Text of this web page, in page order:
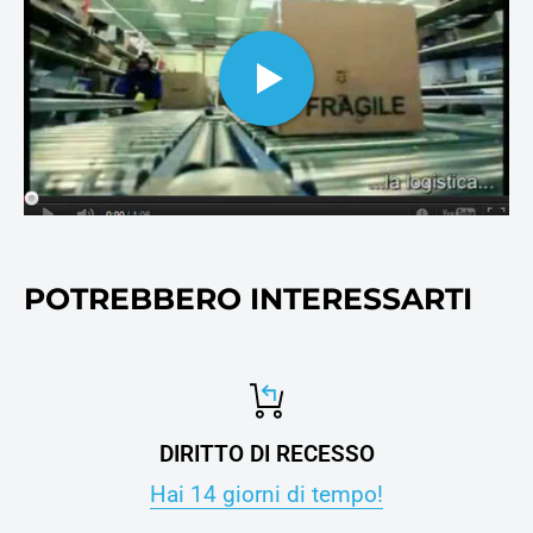
cosnumabili di stampa, oltre
ovviamente alla carta per
stampanti e fotocopie.
POTREBBERO INTERESSARTI
DIRITTO DI RECESSO
Hai 14 giorni di tempo!